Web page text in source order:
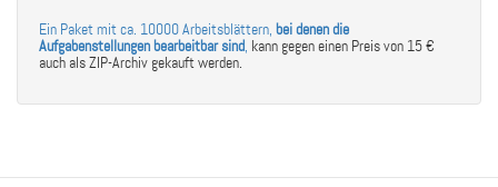
Ein Paket mit ca. 10000 Arbeitsblättern, bei denen die
Aufgabenstellungen bearbeitbar sind, kann gegen einen Preis von 15 €
auch als ZIP-Archiv gekauft werden.